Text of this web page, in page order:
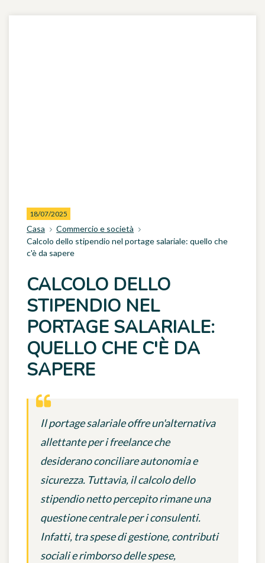
18/07/2025
Casa
Commercio e società
Calcolo dello stipendio nel portage salariale: quello che
c'è da sapere
CALCOLO DELLO
STIPENDIO NEL
PORTAGE SALARIALE:
QUELLO CHE C'È DA
SAPERE
Il portage salariale offre un'alternativa
allettante per i freelance che
desiderano conciliare autonomia e
sicurezza. Tuttavia, il calcolo dello
stipendio netto percepito rimane una
questione centrale per i consulenti.
Infatti, tra spese di gestione, contributi
sociali e rimborso delle spese,